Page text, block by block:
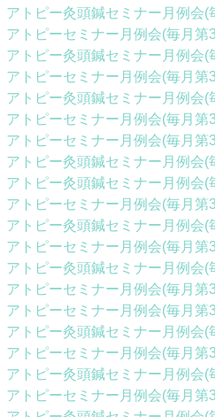
アトピー灸頭鍼セミナー月例会(
アトピーセミナー月例会(毎月第
アトピー灸頭鍼セミナー月例会(
アトピーセミナー月例会(毎月第
アトピー灸頭鍼セミナー月例会(
アトピーセミナー月例会(毎月第
アトピーセミナー月例会(毎月第
アトピー灸頭鍼セミナー月例会(
アトピー灸頭鍼セミナー月例会(
アトピーセミナー月例会(毎月第
アトピー灸頭鍼セミナー月例会(
アトピーセミナー月例会(毎月第
アトピー灸頭鍼セミナー月例会(
アトピーセミナー月例会(毎月第
アトピーセミナー月例会(毎月第
アトピー灸頭鍼セミナー月例会(
アトピーセミナー月例会(毎月第
アトピー灸頭鍼セミナー月例会(
アトピーセミナー月例会(毎月第